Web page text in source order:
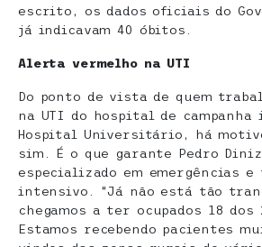
escrito, os dados oficiais do
já indicavam 40 óbitos.
Alerta vermelho na UTI
Do ponto de vista de quem
na UTI do hospital de campanha
Hospital Universitário, há
sim. É o que garante Pedro
especializado em emergências
intensivo. “Já não está tão
chegamos a ter ocupados 18 dos
Estamos recebendo pacientes